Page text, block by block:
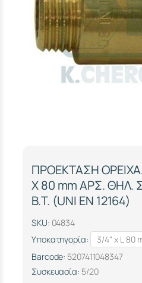
ΠΡΟΕΚΤΑΣΗ
Χ 80 mm ΑΡΣ. ΘΗΛ.
Β.Τ. (UΝΙ ΕΝ 12164)
SKU: 04834
Υποκατηγορία:
Barcode: 5207411048347
Συσκευασία: 5/20